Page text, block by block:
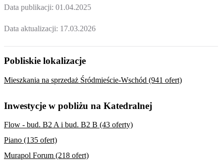
Data publikacji: 01.04.2025
Data aktualizacji: 17.03.2026
Pobliskie lokalizacje
Mieszkania na sprzedaż Śródmieście-Wschód (941 ofert)
Inwestycje w pobliżu na Katedralnej
Flow - bud. B2 A i bud. B2 B (43 oferty)
Piano (135 ofert)
Murapol Forum (218 ofert)